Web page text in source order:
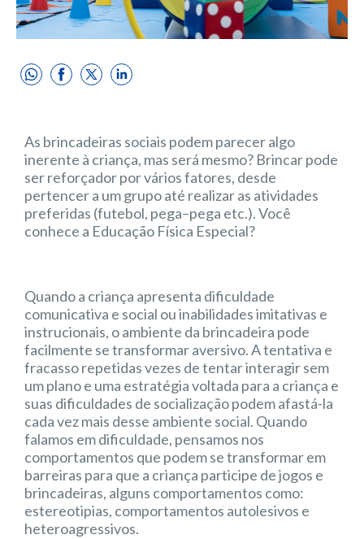
As brincadeiras sociais podem parecer algo
inerente à criança, mas será mesmo? Brincar pode
ser reforçador por vários fatores, desde
pertencer a um grupo até realizar as atividades
preferidas (futebol, pega–pega etc.). Você
conhece a Educação Física Especial?
Quando a criança apresenta dificuldade
comunicativa e social ou inabilidades imitativas e
instrucionais, o ambiente da brincadeira pode
facilmente se transformar aversivo. A tentativa e
fracasso repetidas vezes de tentar interagir sem
um plano e uma estratégia voltada para a criança e
suas dificuldades de socialização podem afastá-la
cada vez mais desse ambiente social. Quando
falamos em dificuldade, pensamos nos
comportamentos que podem se transformar em
barreiras para que a criança participe de jogos e
brincadeiras, alguns comportamentos como:
estereotipias, comportamentos autolesivos e
heteroagressivos.